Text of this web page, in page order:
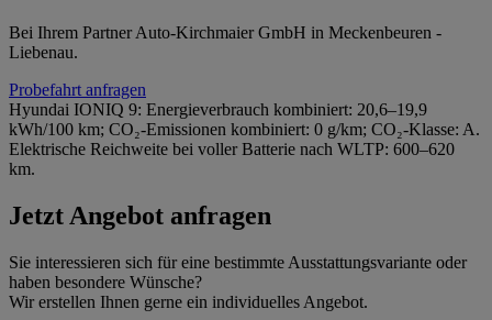
Bei Ihrem Partner Auto-Kirchmaier GmbH in Meckenbeuren -
Liebenau.
Probefahrt anfragen
Hyundai IONIQ 9: Energieverbrauch kombiniert: 20,6–19,9
kWh/100 km; CO₂-Emissionen kombiniert: 0 g/km; CO₂-Klasse: A.
Elektrische Reichweite bei voller Batterie nach WLTP: 600–620
km.
Jetzt Angebot anfragen
Sie interessieren sich für eine bestimmte Ausstattungsvariante oder
haben besondere Wünsche?
Wir erstellen Ihnen gerne ein individuelles Angebot.